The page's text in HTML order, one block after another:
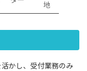
地
かし、受付業務のみ